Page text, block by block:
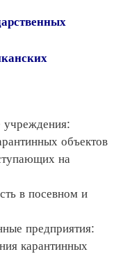
объектов
на
в посевном и
предприятия:
карантинных